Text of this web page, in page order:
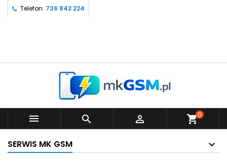
Telefon: 736 842 224
   shopping_cart0
SERWIS MK GSM